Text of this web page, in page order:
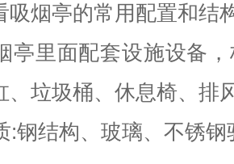
吸烟亭的常用配置和结
亭里面配套设施设备
、垃圾桶、休息椅、排
:钢结构、玻璃、不锈钢